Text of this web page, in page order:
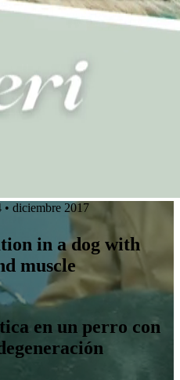
diciembre 2017
in a dog with
muscle
en un perro con